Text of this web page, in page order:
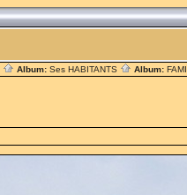
Album: Ses HABITANTS Album: